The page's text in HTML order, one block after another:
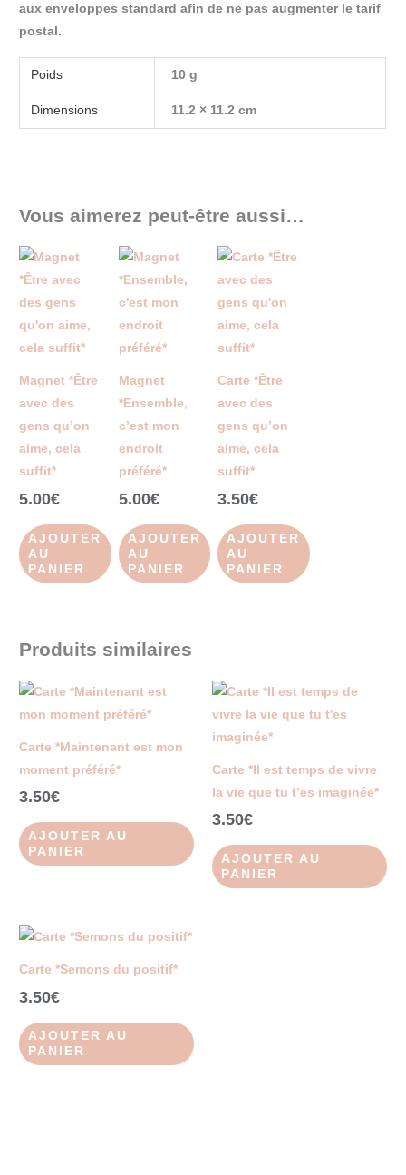
aux enveloppes standard afin de ne pas augmenter le tarif
postal.
Poids 10 g
Dimensions 11.2 × 11.2 cm
Vous aimerez peut-être aussi…
Magnet *Être
avec des
gens qu’on
aime, cela
suffit*
5.00€
AJOUTER
AU
PANIER
Magnet
*Ensemble,
c’est mon
endroit
préféré*
5.00€
AJOUTER
AU
PANIER
Carte *Être
avec des
gens qu’on
aime, cela
suffit*
3.50€
AJOUTER
AU
PANIER
Produits similaires
Carte *Maintenant est mon
moment préféré*
3.50€
AJOUTER AU
PANIER
Carte *Il est temps de vivre
la vie que tu t’es imaginée*
3.50€
AJOUTER AU
PANIER
Carte *Semons du positif*
3.50€
AJOUTER AU
PANIER